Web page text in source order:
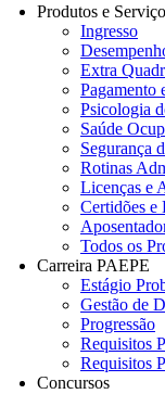
Produtos e
Ingresso
Extra
Pagamento
Psicologia
Saúde
Segurança
Rotinas
Licenças e
Certidões e
Todos os
Carreira PAEPE
Estágio
Gestão de
Progressão
Requisitos
Requisitos
Concursos